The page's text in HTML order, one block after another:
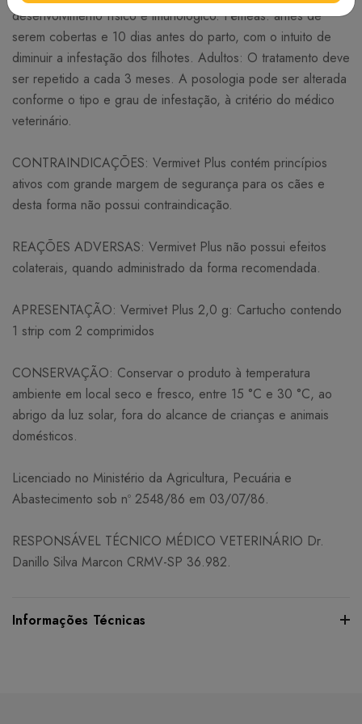
desenvolvimento físico e imunológico. Fêmeas: antes de
serem cobertas e 10 dias antes do parto, com o intuito de
diminuir a infestação dos filhotes. Adultos: O tratamento deve
ser repetido a cada 3 meses. A posologia pode ser alterada
conforme o tipo e grau de infestação, à critério do médico
veterinário.
CONTRAINDICAÇÕES: Vermivet Plus contém princípios
ativos com grande margem de segurança para os cães e
desta forma não possui contraindicação.
REAÇÕES ADVERSAS: Vermivet Plus não possui efeitos
colaterais, quando administrado da forma recomendada.
APRESENTAÇÃO: Vermivet Plus 2,0 g: Cartucho contendo
1 strip com 2 comprimidos
CONSERVAÇÃO: Conservar o produto à temperatura
ambiente em local seco e fresco, entre 15 °C e 30 °C, ao
abrigo da luz solar, fora do alcance de crianças e animais
domésticos.
Licenciado no Ministério da Agricultura, Pecuária e
Abastecimento sob nº 2548/86 em 03/07/86.
RESPONSÁVEL TÉCNICO MÉDICO VETERINÁRIO Dr.
Danillo Silva Marcon CRMV-SP 36.982.
Informações Técnicas